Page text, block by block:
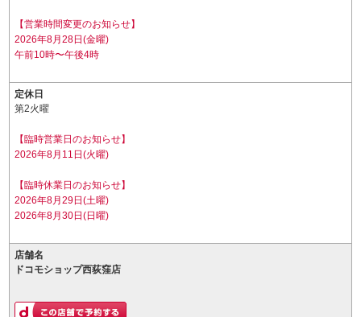
【営業時間変更のお知らせ】
2026年8月28日(金曜)
午前10時〜午後4時
定休日
第2火曜
【臨時営業日のお知らせ】
2026年8月11日(火曜)
【臨時休業日のお知らせ】
2026年8月29日(土曜)
2026年8月30日(日曜)
店舗名
ドコモショップ西荻窪店